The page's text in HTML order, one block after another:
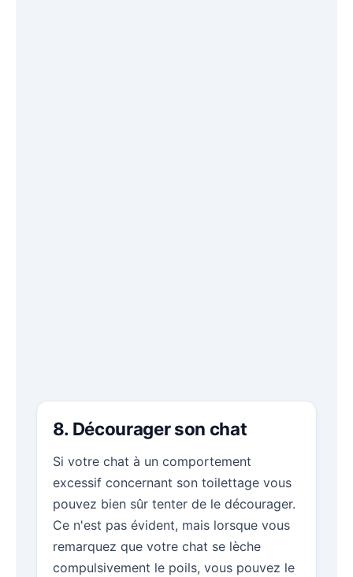
8. Décourager son chat
Si votre chat à un comportement
excessif concernant son toilettage vous
pouvez bien sûr tenter de le décourager.
Ce n'est pas évident, mais lorsque vous
remarquez que votre chat se lèche
compulsivement le poils, vous pouvez le